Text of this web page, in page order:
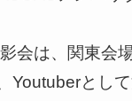
会は、関東会
Youtuberとし